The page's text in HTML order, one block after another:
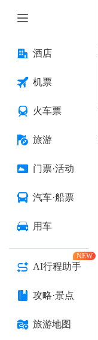
酒店
机票
火车票
旅游
门票·活动
汽车·船票
用车
AI行程助手
NEW
攻略·景点
旅游地图